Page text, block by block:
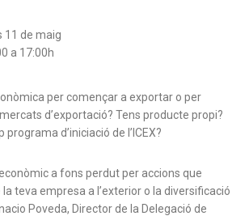
11 de maig
a 17:00h
per començar a exportar o per
d’exportació? Tens producte propi?
programa d’iniciació de l’ICEX?
a fons perdut per accions que
teva empresa a l’exterior o la diversificació
Poveda, Director de la Delegació de